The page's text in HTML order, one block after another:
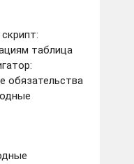
таблица